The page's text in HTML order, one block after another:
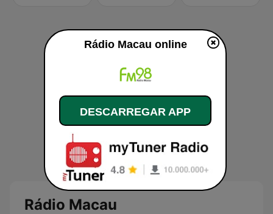
Rádio Macau
Rádio Macau online
DESCARREGAR APP